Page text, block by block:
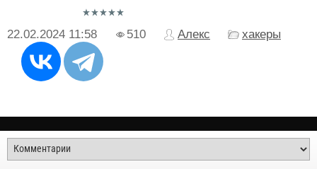
22.02.2024 11:58 510 Алекс хакеры